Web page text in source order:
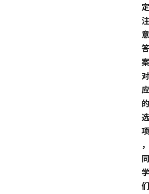
定
注
意
答
案
对
应
的
选
项
，
同
学
们